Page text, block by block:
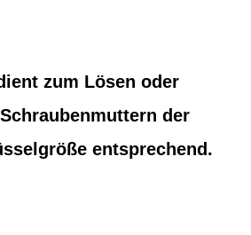
zum Lösen oder
der
entsprechend.